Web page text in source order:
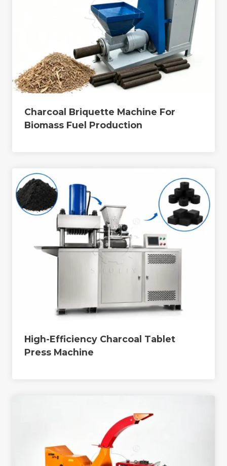
Charcoal Briquette Machine For
Biomass Fuel Production
High-Efficiency Charcoal Tablet
Press Machine